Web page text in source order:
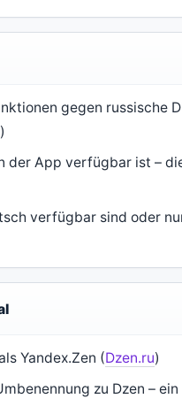
gegen russische
der App verfügbar ist –
verfügbar sind oder
Yandex.Zen (Dzen.ru)
zu Dzen –